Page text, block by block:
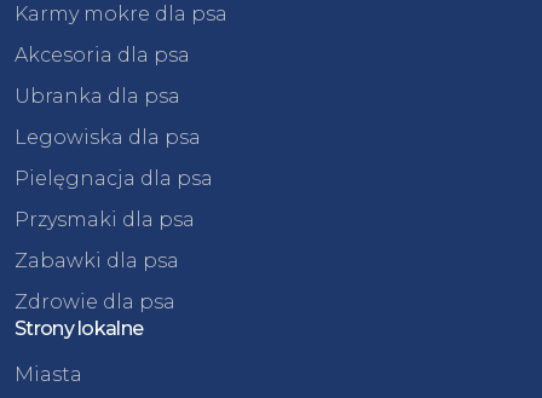
Karmy mokre dla psa
Akcesoria dla psa
Ubranka dla psa
Legowiska dla psa
Pielęgnacja dla psa
Przysmaki dla psa
Zabawki dla psa
Zdrowie dla psa
Strony lokalne
Miasta